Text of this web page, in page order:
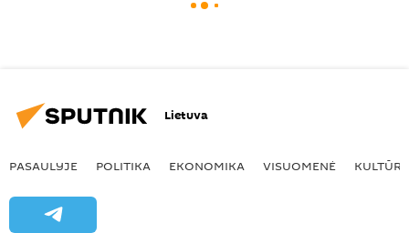
Lietuva
PASAULYJE POLITIKA EKONOMIKA VISUOMENĖ KULTŪRA